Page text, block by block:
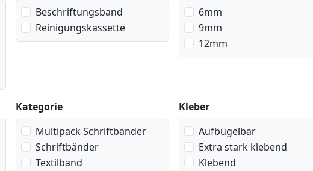
Beschriftungsband
Reinigungskassette
6mm
9mm
12mm
Kategorie
Multipack Schriftbänder
Schriftbänder
Textilband
Kleber
Aufbügelbar
Extra stark klebend
Klebend